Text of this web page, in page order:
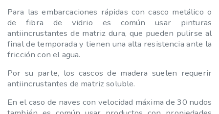
Para las embarcaciones rápidas con casco metálico o
de fibra de vidrio es común usar pinturas
antiincrustantes de matriz dura, que pueden pulirse al
final de temporada y tienen una alta resistencia ante la
fricción con el agua.
Por su parte, los cascos de madera suelen requerir
antiincrustantes de matriz soluble.
En el caso de naves con velocidad máxima de 30 nudos